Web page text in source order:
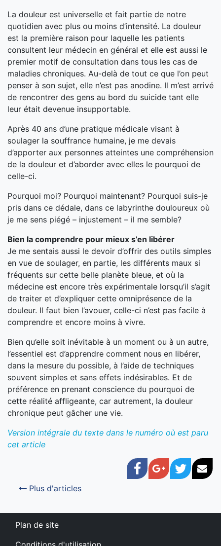
La douleur est universelle et fait partie de notre
quotidien avec plus ou moins d’intensité. La douleur
est la première raison pour laquelle les patients
consultent leur médecin en général et elle est aussi le
premier motif de consultation dans tous les cas de
maladies chroniques. Au-delà de tout ce que l’on peut
penser à son sujet, elle n’est pas anodine. Il m’est arrivé
de rencontrer des gens au bord du suicide tant elle
leur était devenue insupportable.
Après 40 ans d’une pratique médicale visant à
soulager la souffrance humaine, je me devais
d’apporter aux personnes atteintes une compréhension
de la douleur et d’aborder avec elles le pourquoi de
celle-ci.
Pourquoi moi? Pourquoi maintenant? Pourquoi suis-je
pris dans ce dédale, dans ce labyrinthe douloureux où
je me sens piégé – injustement – il me semble?
Bien la comprendre pour mieux s’en libérer
Je me sentais aussi le devoir d’offrir des outils simples
en vue de soulager, en partie, les différents maux si
fréquents sur cette belle planète bleue, et où la
médecine est encore très expérimentale lorsqu’il s’agit
de traiter et d’expliquer cette omniprésence de la
douleur. Il faut bien l’avouer, celle-ci n’est pas facile à
comprendre et encore moins à vivre.
Bien qu’elle soit inévitable à un moment ou à un autre,
l’essentiel est d’apprendre comment nous en libérer,
dans la mesure du possible, à l’aide de techniques
souvent simples et sans effets indésirables. Et de
préférence en prenant conscience du pourquoi de
cette réalité affligeante, car autrement, la douleur
chronique peut gâcher une vie.
Version intégrale du texte dans le numéro où est paru
cet article
Facebook
Google+
Twitter
Plus d'articles
Plan de site